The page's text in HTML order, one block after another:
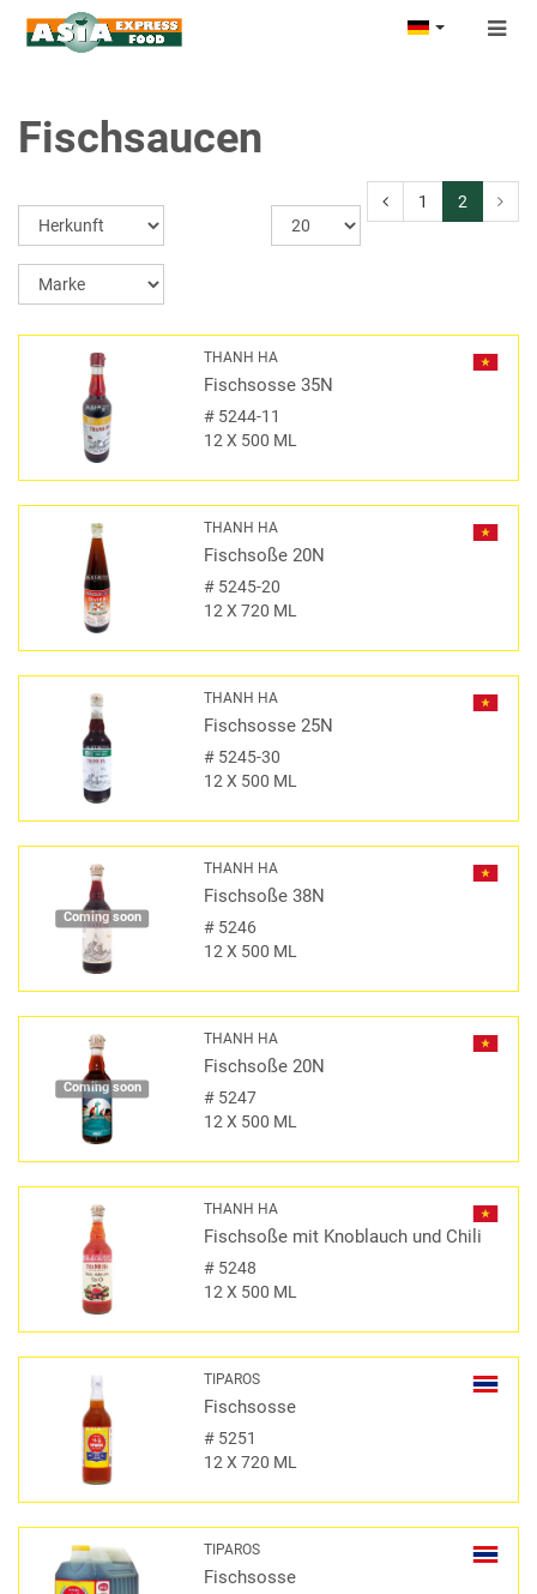
Fischsaucen
1 2
THANH HA
Fischsosse 35N
#5244-11
12 X 500 ML
THANH HA
Fischsoße 20N
#5245-20
12 X 720 ML
THANH HA
Fischsosse 25N
#5245-30
12 X 500 ML
Coming soon
THANH HA
Fischsoße 38N
#5246
12 X 500 ML
Coming soon
THANH HA
Fischsoße 20N
#5247
12 X 500 ML
THANH HA
Fischsoße mit Knoblauch und Chili
#5248
12 X 500 ML
TIPAROS
Fischsosse
#5251
12 X 720 ML
TIPAROS
Fischsosse